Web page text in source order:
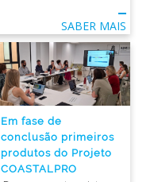
SABER MAIS
Em fase de
conclusão primeiros
produtos do Projeto
COASTALPRO